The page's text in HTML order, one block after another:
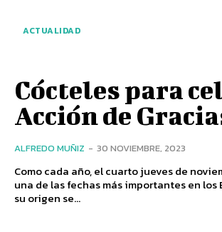
ACTUALIDAD
Cócteles para
Acción de
ALFREDO MUÑIZ - 30 NOVIEMBRE, 2023
Como cada año, el cuarto jueves de
una de las fechas más importantes en los
su origen se...